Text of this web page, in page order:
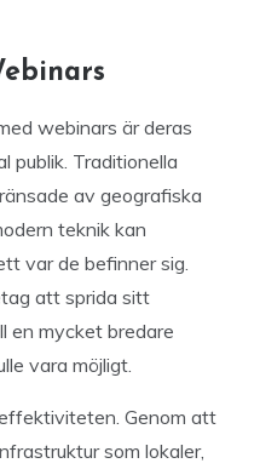
webinars är deras
publik. Traditionella
av geografiska
teknik kan
var de befinner sig.
att sprida sitt
en mycket bredare
vara möjligt.
Genom att
som lokaler,